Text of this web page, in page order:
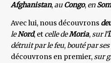
Afghanistan,auCongo, en
Avec lui, nous découvrons
leNord, et celle deMoria,sur l'
détruit par le feu, bouté par
découvrons en premier,sur